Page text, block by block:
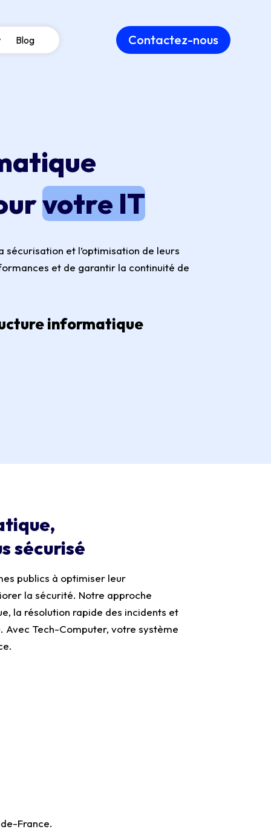
Blog Contactez-nous
votre IT
et l’optimisation de leurs
et de garantir la continuité de
informatique
sécurisé
publics à optimiser leur
la sécurité. Notre approche
la résolution rapide des incidents et
Avec Tech-Computer, votre système
France.